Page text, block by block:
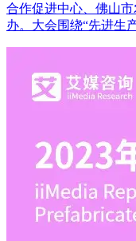
合作促进中心、佛山
办。大会围绕“先进生